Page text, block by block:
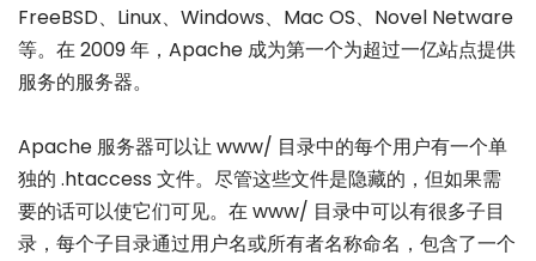
FreeBSD、Linux、Windows、Mac OS、Novel Netware
等。在 2009 年，Apache 成为第一个为超过一亿站点提供
服务的服务器。
Apache 服务器可以让 www/ 目录中的每个用户有一个单
独的 .htaccess 文件。尽管这些文件是隐藏的，但如果需
要的话可以使它们可见。在 www/ 目录中可以有很多子目
录，每个子目录通过用户名或所有者名称命名，包含了一个